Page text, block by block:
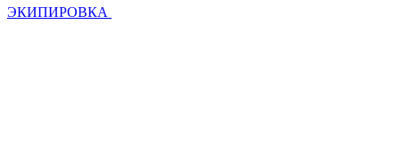
ЭКИПИРОВКА